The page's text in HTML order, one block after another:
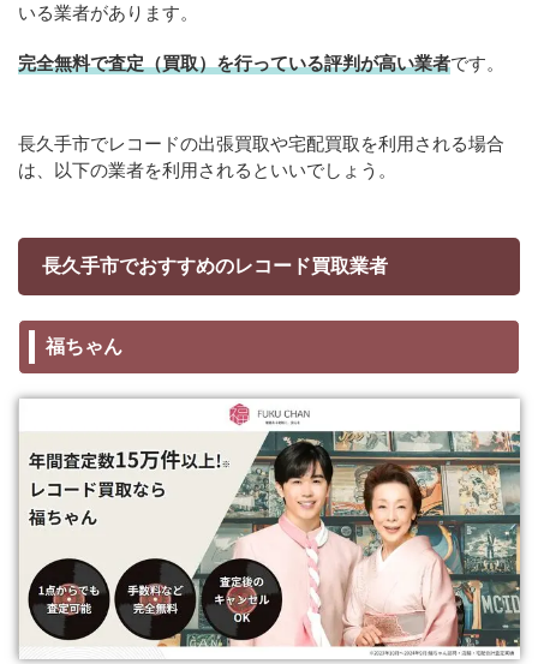
いる業者があります。
完全無料で査定（買取）を行っている評判が高い業者です。
長久手市でレコードの出張買取や宅配買取を利用される場合
は、以下の業者を利用されるといいでしょう。
長久手市でおすすめのレコード買取業者
福ちゃん